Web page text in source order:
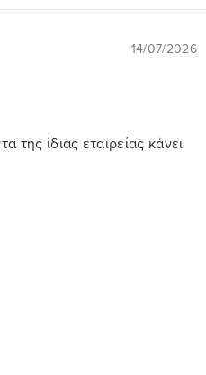
14/07/2026
της ίδιας εταιρείας κάνει